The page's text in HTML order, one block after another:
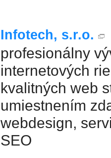
Infotech, s.r.o.
profesionálny
internetových
kvalitných web
umiestnením
webdesign,
SEO